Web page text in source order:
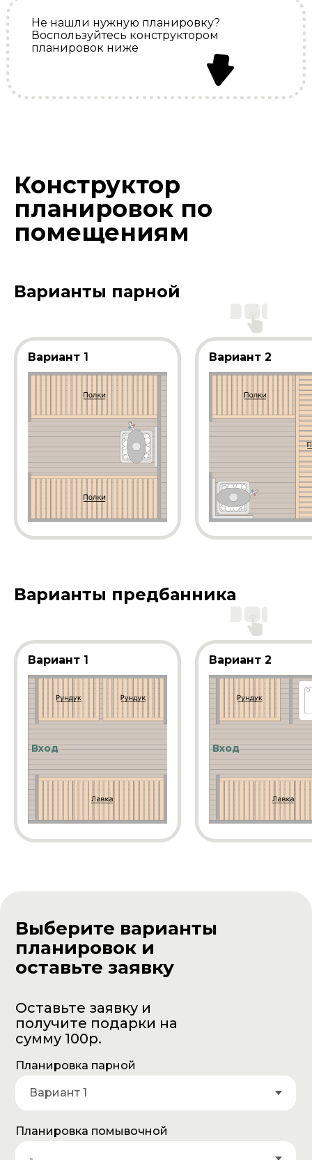
Не нашли нужную планировку?
Воспользуйтесь конструктором
планировок ниже
Конструктор
планировок по
помещениям
Варианты парной
Вариант 1 Вариант 2
Варианты предбанника
Вариант 1 Вариант 2
Вход Вход
Планировка парной
Планировка помывочной
Выберите варианты
планировок и
оставьте заявку
Оставьте заявку и
получите подарки на
сумму 100р.